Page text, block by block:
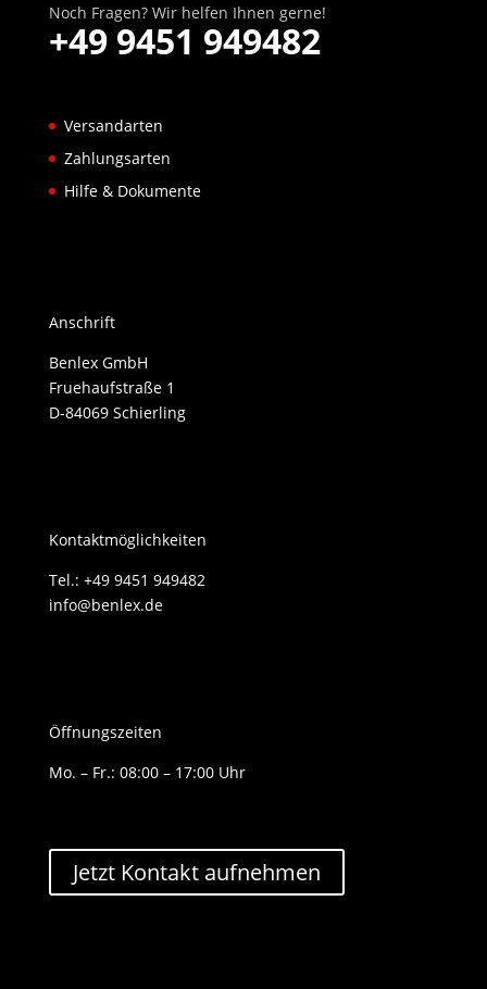
Noch Fragen? Wir helfen Ihnen gerne!
+49 9451 949482
Versandarten
Zahlungsarten
Hilfe & Dokumente
Anschrift
Benlex GmbH
Fruehaufstraße 1
D-84069 Schierling
Kontaktmöglichkeiten
Tel.: +49 9451 949482
info@benlex.de
Öffnungszeiten
Mo. – Fr.: 08:00 – 17:00 Uhr
Jetzt Kontakt aufnehmen